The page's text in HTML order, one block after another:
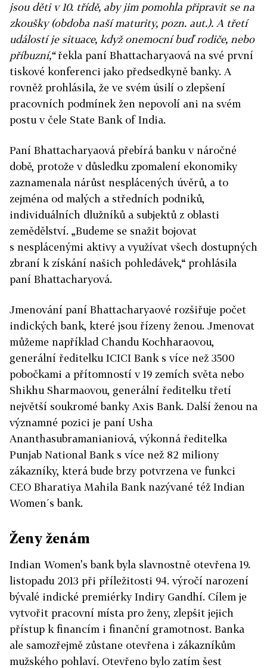
jsou děti v 10. třídě, aby jim pomohla připravit se na
zkoušky (obdoba naší maturity, pozn. aut.). A třetí
událostí je situace, když onemocní buď rodiče, nebo
příbuzní,“řekla paní Bhattacharyaová na své první
tiskové konferenci jako předsedkyně banky. A
rovněž prohlásila, že ve svém úsilí o zlepšení
pracovních podmínek žen nepovolí ani na svém
postu v čele State Bank of India.
Paní Bhattacharyaová přebírá banku v náročné
době, protože v důsledku zpomalení ekonomiky
zaznamenala nárůst nesplácených úvěrů, a to
zejména od malých a středních podniků,
individuálních dlužníků a subjektů z oblasti
zemědělství. „Budeme se snažit bojovat
s nesplácenými aktivy a využívat všech dostupných
zbraní k získání našich pohledávek,“ prohlásila
paní Bhattacharyová.
Jmenování paní Bhattacharyaové rozšiřuje počet
indických bank, které jsou řízeny ženou. Jmenovat
můžeme například Chandu Kochharaovou,
generální ředitelku ICICI Bank s více než 3500
pobočkami a přítomností v 19 zemích světa nebo
Shikhu Sharmaovou, generální ředitelku třetí
největší soukromé banky Axis Bank. Další ženou na
významné pozici je paní Usha
Ananthasubramanianiová, výkonná ředitelka
Punjab National Bank s více než 82 miliony
zákazníky, která bude brzy potvrzena ve funkci
CEO Bharatiya Mahila Bank nazývané též Indian
Women´s bank.
Ženy ženám
Indian Women's bank byla slavnostně otevřena 19.
listopadu 2013 při příležitosti 94. výročí narození
bývalé indické premiérky Indiry Gandhí. Cílem je
vytvořit pracovní místa pro ženy, zlepšit jejich
přístup k financím i finanční gramotnost. Banka
ale samozřejmě zůstane otevřena i zákazníkům
mužského pohlaví. Otevřeno bylo zatím šest